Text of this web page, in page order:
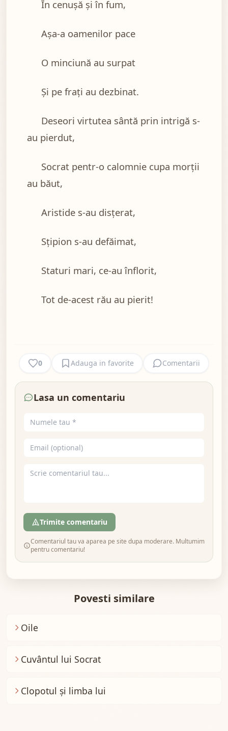
În cenuşă şi în fum,
Aşa-a oamenilor pace
O minciună au surpat
Şi pe fraţi au dezbinat.
Deseori virtutea sântă prin intrigă s-
au pierdut,
Socrat pentr-o calomnie cupa morţii
au băut,
Aristide s-au disţerat,
Sţipion s-au defăimat,
Staturi mari, ce-au înflorit,
Tot de-acest rău au pierit!
0 Adauga in favorite Comentarii
Lasa un comentariu
Trimite comentariu
Comentariul tau va aparea pe site dupa moderare. Multumim
pentru comentariu!
Povesti similare
Oile
Cuvântul lui Socrat
Clopotul şi limba lui